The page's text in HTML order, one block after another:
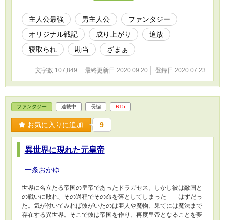
主人公最強 男主人公
ファンタジー
オリジナル戦記
成り上がり
追放
寝取られ
勘当 ざまぁ
文字数 107,849 最終更新日 2020.09.20 登録日 2020.07.23
ファンタジー 連載中 長編 R15
お気に入りに追加 9
異世界に現れた元皇帝
一条おかゆ
世界に名立たる帝国の皇帝であったドラガセス。しかし彼は敵国と
の戦いに敗れ、その過程でその命を落としてしまった――はずだっ
た。気が付いてみれば彼がいたのは亜人や魔物、果てには魔法まで
存在する異世界。そこで彼は帝国を作り、再度皇帝となることを夢